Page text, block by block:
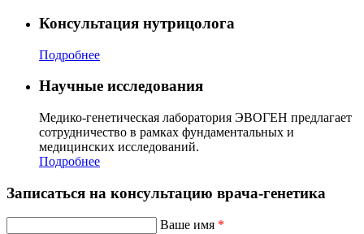
Консультация нутрицолога
Подробнее
Научные исследования
Медико-генетическая лаборатория ЭВОГЕН предлагает
сотрудничество в рамках фундаментальных и
медицинских исследований.
Подробнее
Записаться на консультацию врача-генетика
Ваше имя *